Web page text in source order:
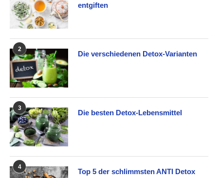
entgiften
2
Die verschiedenen Detox-Varianten
3
Die besten Detox-Lebensmittel
4
Top 5 der schlimmsten ANTI Detox